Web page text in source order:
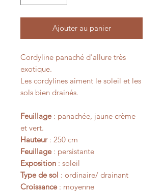
Ajouter au panier
Cordyline panaché d'allure très
exotique.
Les cordylines aiment le soleil et les
sols bien drainés.
Feuillage: panachée, jaune crème
et vert.
Hauteur: 250 cm
Feuillage: persistante
Exposition : soleil
Type de sol : ordinaire/ drainant
Croissance: moyenne